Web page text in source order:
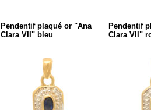
Pendentif plaqué or "Ana
Clara VII" bleu
Pendentif
Clara VII"